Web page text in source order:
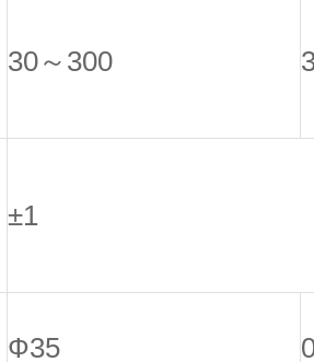
30～300
±1
Ф35